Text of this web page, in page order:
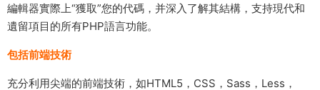
編輯器實際上“獲取”您的代碼，并深入了解其結構，支持現代和
遺留項目的所有PHP語言功能。
包括前端技術
充分利用尖端的前端技術，如HTML5，CSS，Sass，Less，